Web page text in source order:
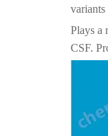
Plays a
CSF.